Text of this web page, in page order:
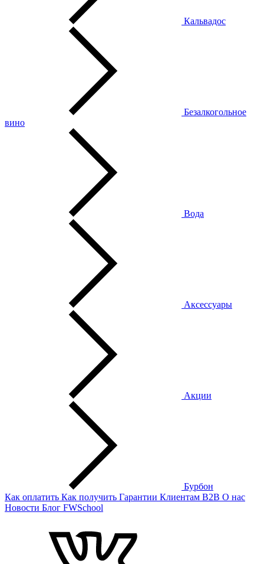
Кальвадос
Безалкогольное
вино
Вода
Аксессуары
Акции
Бурбон
Как оплатить Как получить Гарантии Клиентам B2B О нас
Новости Блог FWSchool